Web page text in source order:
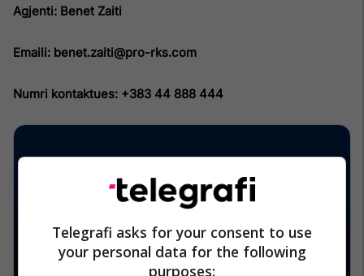
Agjenti: Benet Zaiti
Emaili: benet.zaiti@pro-rks.com
Numri kontaktues: +383 44 888 444
Telegrafi asks for your consent to use
your personal data for the following
purposes: